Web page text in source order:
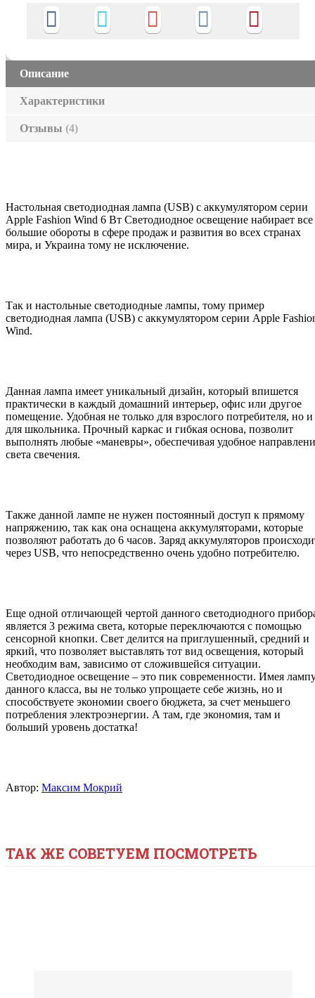
Описание
Характеристики
Отзывы (4)
Настольная светодиодная лампа (USB) с аккумулятором серии
Apple Fashion Wind 6 Вт Светодиодное освещение набирает все
большие обороты в сфере продаж и развития во всех странах
мира, и Украина тому не исключение.
Так и настольные светодиодные лампы, тому пример
светодиодная лампа (USB) с аккумулятором серии Apple
Wind.
Данная лампа имеет уникальный дизайн, который впишется
практически в каждый домашний интерьер, офис или другое
помещение. Удобная не только для взрослого потребителя, но и
для школьника. Прочный каркас и гибкая основа, позволит
выполнять любые «маневры», обеспечивая удобное
света свечения.
Также данной лампе не нужен постоянный доступ к прямому
напряжению, так как она оснащена аккумуляторами, которые
позволяют работать до 6 часов. Заряд аккумуляторов
через USB, что непосредственно очень удобно потребителю.
Еще одной отличающей чертой данного светодиодного
является 3 режима света, которые переключаются с помощью
сенсорной кнопки. Свет делится на приглушенный, средний и
яркий, что позволяет выставлять тот вид освещения, который
необходим вам, зависимо от сложившейся ситуации.
Светодиодное освещение – это пик современности. Имея
данного класса, вы не только упрощаете себе жизнь, но и
способствуете экономии своего бюджета, за счет меньшего
потребления электроэнергии. А там, где экономия, там и
больший уровень достатка!
Автор: Максим Мокрий
ТАК ЖЕ СОВЕТУЕМ ПОСМОТРЕТЬ